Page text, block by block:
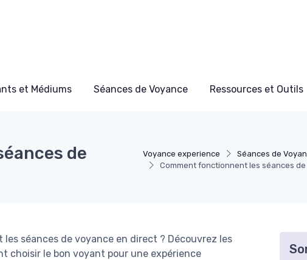
et Médiums Séances de Voyance Ressources et Outils
Voyance experience Séances de
Comment fonctionnent les séances
de
séances de voyance en direct ? Découvrez les
choisir le bon voyant pour une expérience